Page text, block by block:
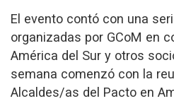
El evento contó con una
organizadas por GCoM en
América del Sur y otros
semana comenzó con la
Alcaldes/as del Pacto en